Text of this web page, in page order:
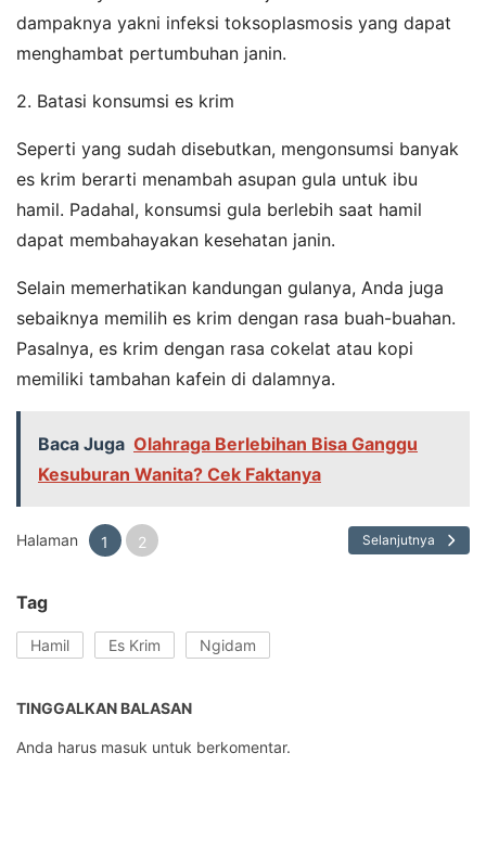
dampaknya yakni infeksi toksoplasmosis yang dapat
menghambat pertumbuhan janin.
2. Batasi konsumsi es krim
Seperti yang sudah disebutkan, mengonsumsi banyak
es krim berarti menambah asupan gula untuk ibu
hamil. Padahal, konsumsi gula berlebih saat hamil
dapat membahayakan kesehatan janin.
Selain memerhatikan kandungan gulanya, Anda juga
sebaiknya memilih es krim dengan rasa buah-buahan.
Pasalnya, es krim dengan rasa cokelat atau kopi
memiliki tambahan kafein di dalamnya.
Baca Juga Olahraga Berlebihan Bisa Ganggu
Kesuburan Wanita? Cek Faktanya
Halaman 1 2 Selanjutnya
Tag
Hamil Es Krim Ngidam
TINGGALKAN BALASAN
Anda harus masuk untuk berkomentar.